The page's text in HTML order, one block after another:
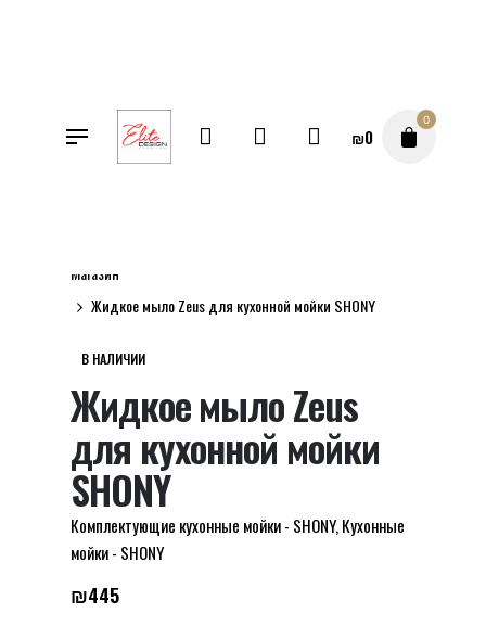
₪0
0
Магазин
Жидкое мыло Zeus для кухонной мойки SHONY
В НАЛИЧИИ
Жидкое мыло Zeus
для кухонной мойки
SHONY
Комплектующие кухонные мойки - SHONY,Кухонные
мойки - SHONY
₪445